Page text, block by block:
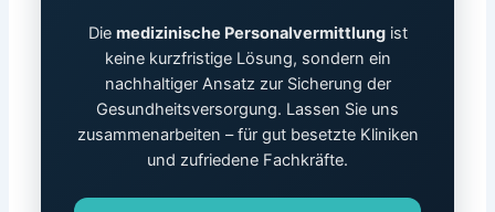
Die medizinische Personalvermittlungist
keine kurzfristige Lösung, sondern ein
nachhaltiger Ansatz zur Sicherung der
Gesundheitsversorgung. Lassen Sie uns
zusammenarbeiten – für gut besetzte Kliniken
und zufriedene Fachkräfte.